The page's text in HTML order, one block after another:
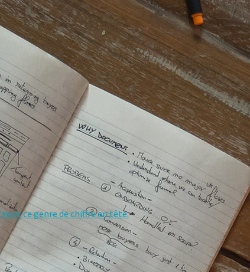
ce genre de chiffre en tête.